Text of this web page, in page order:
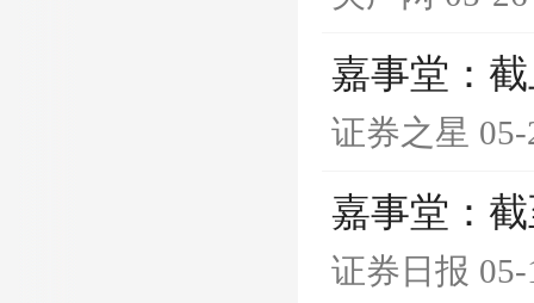
嘉事堂：
证券之星
嘉事堂：
证券日报